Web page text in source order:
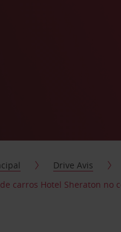
Drive Avis
carros Hotel Sheraton no